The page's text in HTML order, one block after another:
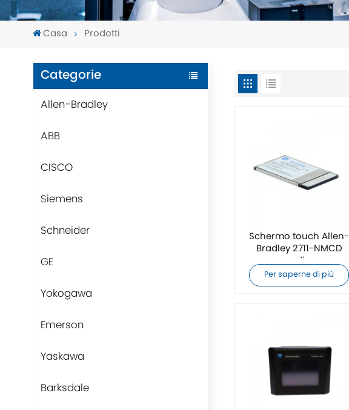
Casa Prodotti
Categorie
Allen-Bradley
ABB
CISCO
Siemens
Schneider
GE
Yokogawa
Emerson
Yaskawa
Barksdale
Schermo touch Allen-
Bradley 2711-NMCD
nuovo di zecca
Per saperne di più